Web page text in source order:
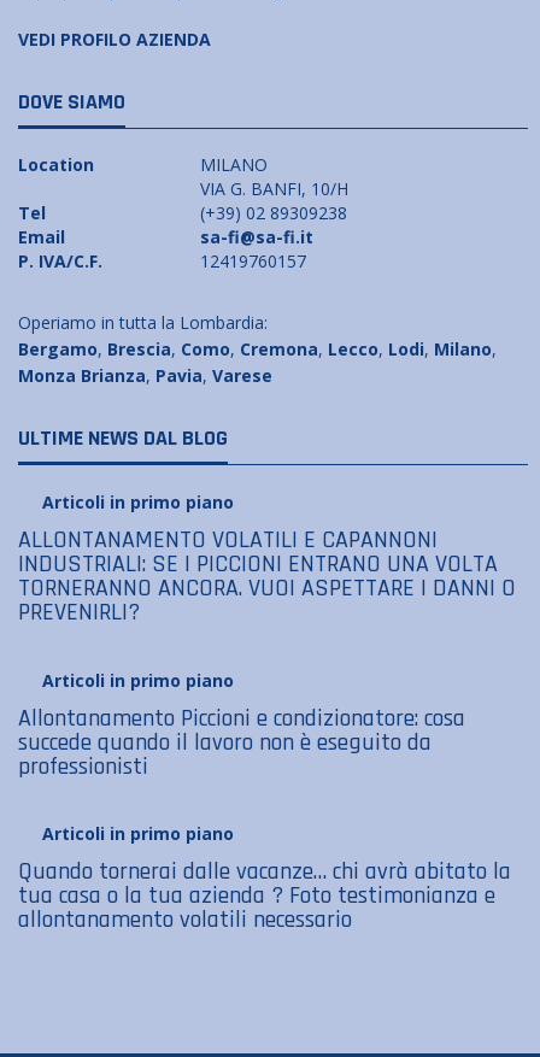
VEDI PROFILO AZIENDA
DOVE SIAMO
Location
MILANO
VIA G. BANFI, 10/H
Tel
(+39) 02 89309238
Email
sa-fi@sa-fi.it
P. IVA/C.F.
12419760157
Operiamo in tutta la Lombardia:
Bergamo, Brescia, Como, Cremona, Lecco, Lodi, Milano,
Monza Brianza, Pavia, Varese
ULTIME NEWS DAL BLOG
Articoli in primo piano
ALLONTANAMENTO VOLATILI E CAPANNONI
INDUSTRIALI: SE I PICCIONI ENTRANO UNA VOLTA
TORNERANNO ANCORA. VUOI ASPETTARE I DANNI O
PREVENIRLI?
Articoli in primo piano
Allontanamento Piccioni e condizionatore: cosa
succede quando il lavoro non è eseguito da
professionisti
Articoli in primo piano
Quando tornerai dalle vacanze… chi avrà abitato la
tua casa o la tua azienda ? Foto testimonianza e
allontanamento volatili necessario